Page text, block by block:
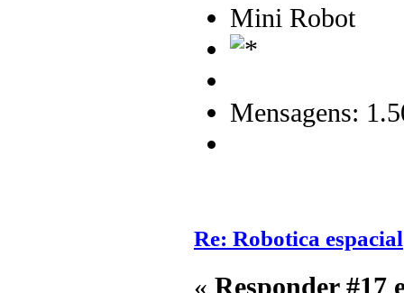
Mini Robot
Mensagens:
Re: Robotica espacial
« Responder #17